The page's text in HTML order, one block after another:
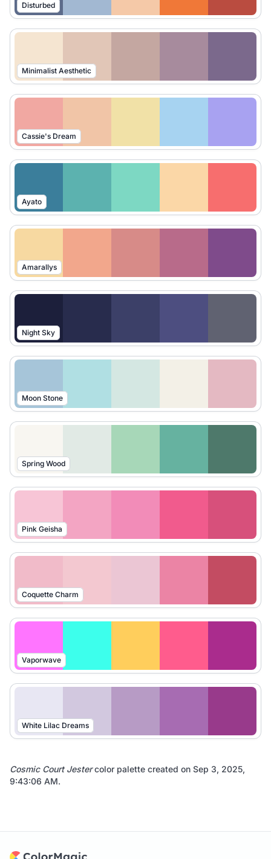
Disturbed
Minimalist Aesthetic
Cassie's Dream
Ayato
Amarallys
Night Sky
Moon Stone
Spring Wood
Pink Geisha
Coquette Charm
Vaporwave
White Lilac Dreams
Cosmic Court Jestercolor palette created on Sep 3, 2025,
9:43:06 AM.